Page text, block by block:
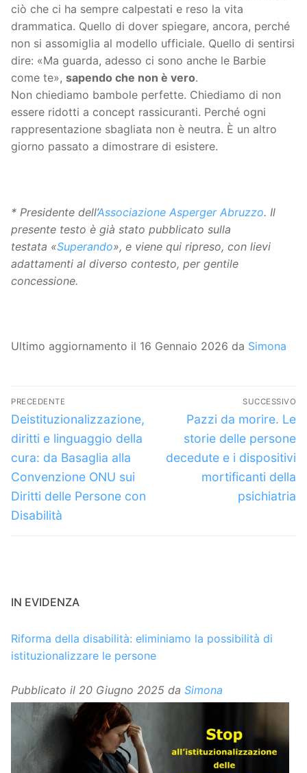
ciò che ci ha sempre calpestati e reso la vita
drammatica. Quello di dover spiegare, ancora, perché
non si assomiglia al modello ufficiale. Quello di sentirsi
dire: «Ma guarda, adesso ci sono anche le Barbie
come te», sapendo che non è vero.
Non chiediamo bambole perfette. Chiediamo di non
essere ridotti a concept rassicuranti. Perché ogni
rappresentazione sbagliata non è neutra. È un altro
giorno passato a dimostrare di esistere.
* Presidente dell’Associazione Asperger Abruzzo. Il
presente testo è già stato pubblicato sulla
testata «Superando», e viene qui ripreso, con lievi
adattamenti al diverso contesto, per gentile
concessione.
Ultimo aggiornamento il 16 Gennaio 2026 da Simona
Navigazione
articoli
PRECEDENTE
Articolo
precedente:
Deistituzionalizzazione,
diritti e linguaggio della
cura: da Basaglia alla
Convenzione ONU sui
Diritti delle Persone con
Disabilità
SUCCESSIVO
Articolo
successivo:
Pazzi da morire. Le
storie delle persone
decedute e i dispositivi
mortificanti della
psichiatria
IN EVIDENZA
Riforma della disabilità: eliminiamo la possibilità di
istituzionalizzare le persone
Pubblicato il 20 Giugno 2025 da Simona